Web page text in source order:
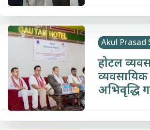
Akul Prasad
होटल
व्यवसायिक
अभिवृद्धि